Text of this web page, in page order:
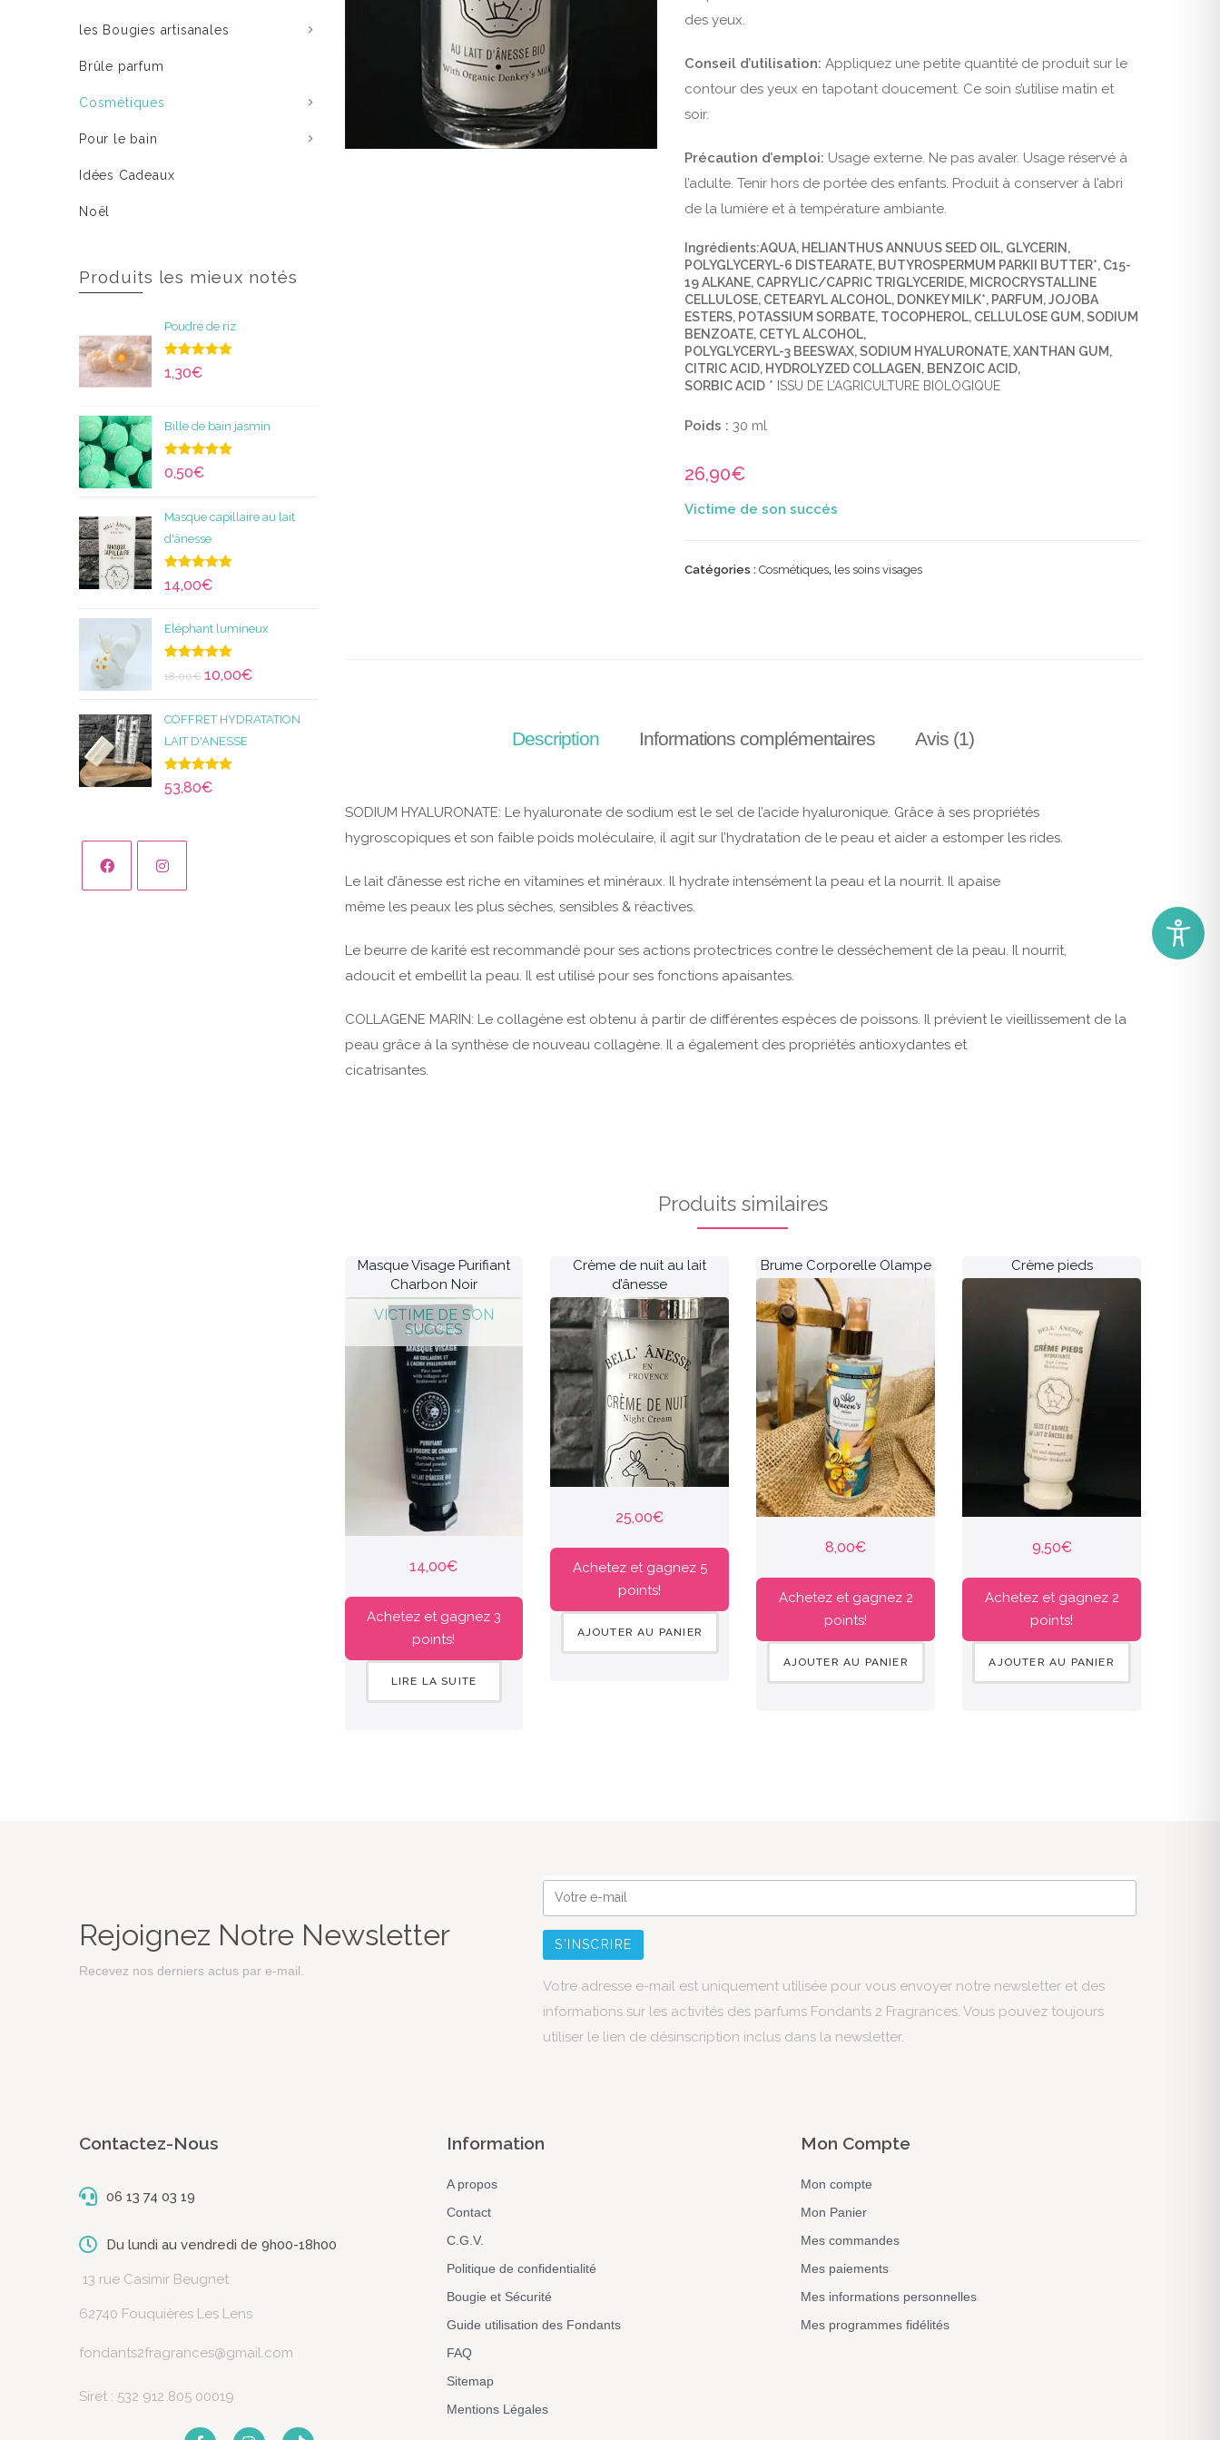
des yeux.
Conseil d’utilisation: Appliquez une petite quantité de produit sur le
contour des yeux en tapotant doucement. Ce soin s’utilise matin et
soir.
Précaution d’emploi: Usage externe. Ne pas avaler. Usage réservé à
l’adulte. Tenir hors de portée des enfants. Produit à conserver à l’abri
de la lumière et à température ambiante.
Ingrédients:AQUA, HELIANTHUS ANNUUS SEED OIL, GLYCERIN,
POLYGLYCERYL-6 DISTEARATE, BUTYROSPERMUM PARKII BUTTER*, C15-
19 ALKANE, CAPRYLIC/CAPRIC TRIGLYCERIDE, MICROCRYSTALLINE
CELLULOSE, CETEARYL ALCOHOL, DONKEY MILK*, PARFUM, JOJOBA
ESTERS, POTASSIUM SORBATE, TOCOPHEROL, CELLULOSE GUM, SODIUM
BENZOATE, CETYL ALCOHOL,
POLYGLYCERYL-3 BEESWAX, SODIUM HYALURONATE, XANTHAN GUM,
CITRIC ACID, HYDROLYZED COLLAGEN, BENZOIC ACID,
SORBIC ACID * ISSU DE L’AGRICULTURE BIOLOGIQUE
Poids : 30 ml
26,90€
Catégories :Cosmétiques, les soins visages
Description Informations complémentaires Avis (1)
SODIUM HYALURONATE: Le hyaluronate de sodium est le sel de l’acide hyaluronique. Grâce à ses propriétés
hygroscopiques et son faible poids moléculaire, il agit sur l’hydratation de le peau et aider a estomper les rides.
Le lait d’ânesse est riche en vitamines et minéraux. Il hydrate intensément la peau et la nourrit. Il apaise
même les peaux les plus sèches, sensibles & réactives.
Le beurre de karité est recommandé pour ses actions protectrices contre le desséchement de la peau. Il nourrit,
adoucit et embellit la peau. Il est utilisé pour ses fonctions apaisantes.
COLLAGENE MARIN: Le collagène est obtenu à partir de différentes espèces de poissons. Il prévient le vieillissement de la
peau grâce à la synthèse de nouveau collagène. Il a également des propriétés antioxydantes et
cicatrisantes.
Produits similaires
Masque Visage Purifiant
Charbon Noir
14,00€
Achetez et gagnez 3
points!
LIRE LA SUITE
Crème de nuit au lait
d’ânesse
25,00€
Achetez et gagnez 5
points!
AJOUTER AU PANIER
Brume Corporelle Olampe
8,00€
Achetez et gagnez 2
points!
AJOUTER AU PANIER
Crème pieds
9,50€
Achetez et gagnez 2
points!
AJOUTER AU PANIER
les Bougies artisanales
Brûle parfum
Cosmétiques
Pour le bain
Idées Cadeaux
Noël
Produits les mieux notés
Poudre de riz
Note5.00
sur 5
1,30€
Bille de bain jasmin
Note5.00
sur 5
0,50€
Masque capillaire au lait
d'ânesse
Note5.00
sur 5
14,00€
Eléphant lumineux
Note
5.00
sur 5
18,00€ 10,00€
COFFRET HYDRATATION
LAIT D'ANESSE
Note 5.00
sur 5
53,80€
Rejoignez Notre Newsletter
Recevez nos derniers actus par e-mail.
Votre adresse e-mail est uniquement utilisée pour vous envoyer notre newsletter et des
informations sur les activités des parfums Fondants 2 Fragrances. Vous pouvez toujours
utiliser le lien de désinscription inclus dans la newsletter.
Contactez-Nous
06 13 74 03 19
Du lundi au vendredi de 9h00-18h00
13 rue Casimir Beugnet
62740 Fouquières Les Lens
fondants2fragrances@gmail.com
Siret : 532 912 805 00019
Information
A propos
Contact
C.G.V.
Politique de confidentialité
Bougie et Sécurité
Guide utilisation des Fondants
FAQ
Sitemap
Mentions Légales
Mon Compte
Mon compte
Mon Panier
Mes commandes
Mes paiements
Mes informations personnelles
Mes programmes fidélités